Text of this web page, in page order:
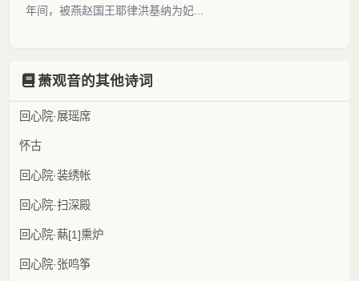
年间，被燕赵国王耶律洪基纳为妃...
萧观音的其他诗词
回心院·展瑶席
怀古
回心院·装绣帐
回心院·扫深殿
回心院·爇[1]熏炉
回心院·张鸣筝